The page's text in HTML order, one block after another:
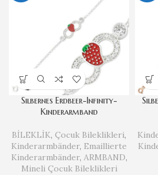
​Silbernes Erdbeer-Infinity-
Kinderarmband
BİLEKLİK, Çocuk Bileklikleri,
Kinderarmbänder, Emaillierte
Kinderarmbänder, ARMBAND,
Mineli Çocuk Bileklikleri